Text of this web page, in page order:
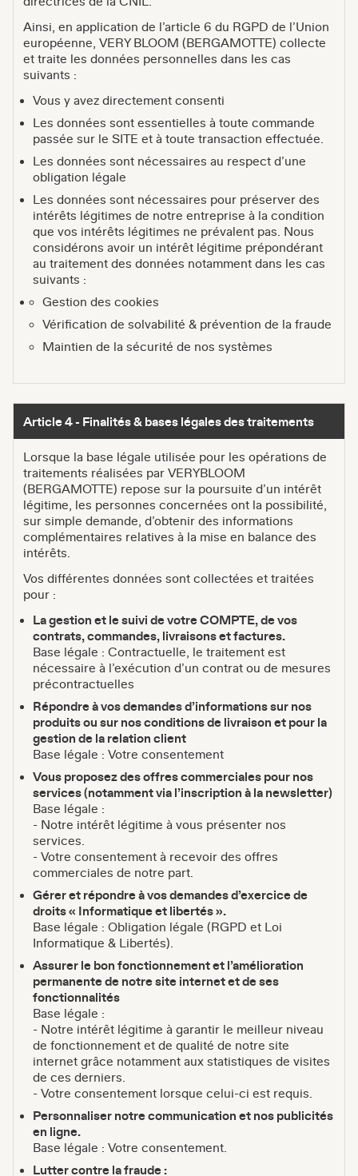
Ainsi, en application de l’article 6 du RGPD de l’Union
européenne, VERY BLOOM (BERGAMOTTE) collecte
et traite les données personnelles dans les cas
suivants :
Vous y avez directement consenti
Les données sont essentielles à toute commande
passée sur le SITE et à toute transaction effectuée.
Les données sont nécessaires au respect d’une
obligation légale
Les données sont nécessaires pour préserver des
intérêts légitimes de notre entreprise à la condition
que vos intérêts légitimes ne prévalent pas. Nous
considérons avoir un intérêt légitime prépondérant
au traitement des données notamment dans les cas
suivants :
Gestion des cookies
Vérification de solvabilité & prévention de la fraude
Maintien de la sécurité de nos systèmes
Article 4 - Finalités & bases légales des traitements
Lorsque la base légale utilisée pour les opérations de
traitements réalisées par VERYBLOOM
(BERGAMOTTE) repose sur la poursuite d’un intérêt
légitime, les personnes concernées ont la possibilité,
sur simple demande, d’obtenir des informations
complémentaires relatives à la mise en balance des
intérêts.
Vos différentes données sont collectées et traitées
pour :
La gestion et le suivi de votre COMPTE, de vos
contrats, commandes, livraisons et factures.
Base légale : Contractuelle, le traitement est
nécessaire à l’exécution d’un contrat ou de mesures
précontractuelles
Répondre à vos demandes d’informations sur nos
produits ou sur nos conditions de livraison et pour la
gestion de la relation client
Base légale : Votre consentement
Vous proposez des offres commerciales pour nos
services (notamment via l’inscription à la newsletter)
Base légale :
- Notre intérêt légitime à vous présenter nos
services.
- Votre consentement à recevoir des offres
commerciales de notre part.
Gérer et répondre à vos demandes d’exercice de
droits « Informatique et libertés ».
Base légale : Obligation légale (RGPD et Loi
Informatique & Libertés).
Assurer le bon fonctionnement et l’amélioration
permanente de notre site internet et de ses
fonctionnalités
Base légale :
- Notre intérêt légitime à garantir le meilleur niveau
de fonctionnement et de qualité de notre site
internet grâce notamment aux statistiques de visites
de ces derniers.
- Votre consentement lorsque celui-ci est requis.
Personnaliser notre communication et nos publicités
en ligne.
Base légale : Votre consentement.
Lutter contre la fraude :